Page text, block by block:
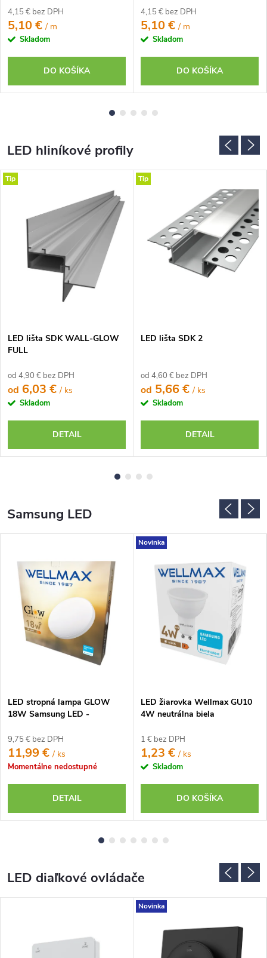
4,15 € bez DPH
5,10 €/ m
Skladom
DO KOŠÍKA
4,15 € bez DPH
5,10 €/ m
Skladom
DO KOŠÍKA
LED hliníkové profily
Tip
LED lišta SDK WALL-GLOW
FULL
od 4,90 € bez DPH
od 6,03 €/ ks
Skladom
DETAIL
Tip
LED lišta SDK 2
od 4,60 € bez DPH
od 5,66 €/ ks
Skladom
DETAIL
Samsung LED
LED stropná lampa GLOW
18W Samsung LED -
9,75 € bez DPH
11,99 €/ ks
Momentálne nedostupné
DETAIL
Novinka
LED žiarovka Wellmax GU10
4W neutrálna biela
1 € bez DPH
1,23 €/ ks
Skladom
DO KOŠÍKA
LED diaľkové ovládače
Novinka